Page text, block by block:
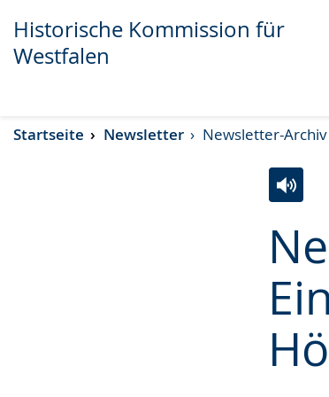
Transkript anzeigen
Abspielen
Pausieren
Historische Kommission für
Westfalen
Startseite Newsletter Newsletter-Archiv
Leichten
Sprache
Audio-
Video
in
wird